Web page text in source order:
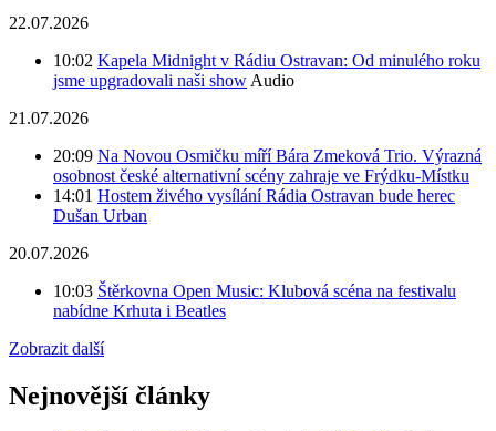
22.07.2026
10:02 Kapela Midnight v Rádiu Ostravan: Od minulého roku
jsme upgradovali naši show Audio
21.07.2026
20:09 Na Novou Osmičku míří Bára Zmeková Trio. Výrazná
osobnost české alternativní scény zahraje ve Frýdku-Místku
14:01 Hostem živého vysílání Rádia Ostravan bude herec
Dušan Urban
20.07.2026
10:03 Štěrkovna Open Music: Klubová scéna na festivalu
nabídne Krhuta i Beatles
Zobrazit další
Nejnovější články